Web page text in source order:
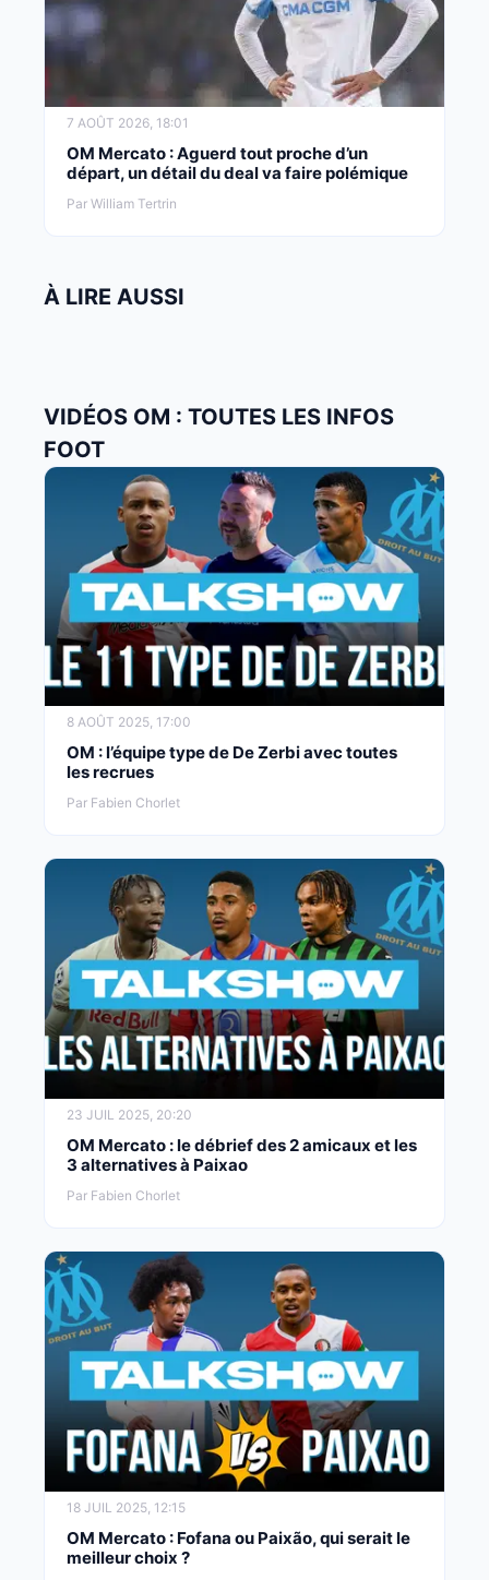
7 AOÛT 2026, 18:01
OM Mercato : Aguerd tout proche d’un
départ, un détail du deal va faire polémique
Par William Tertrin
À LIRE AUSSI
VIDÉOS OM : TOUTES LES INFOS
FOOT
8 AOÛT 2025, 17:00
OM : l’équipe type de De Zerbi avec toutes
les recrues
Par Fabien Chorlet
23 JUIL 2025, 20:20
OM Mercato : le débrief des 2 amicaux et les
3 alternatives à Paixao
Par Fabien Chorlet
18 JUIL 2025, 12:15
OM Mercato : Fofana ou Paixão, qui serait le
meilleur choix ?